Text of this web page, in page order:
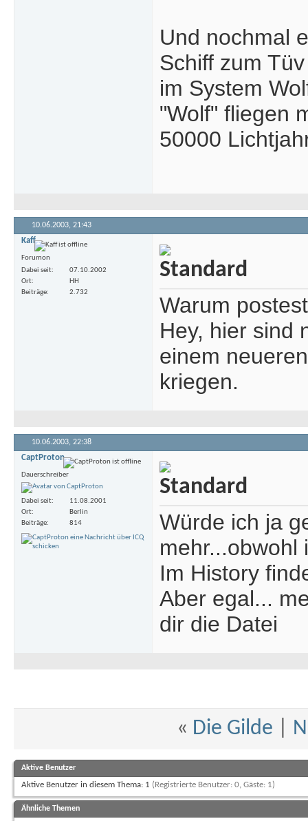
Und nochmal
Schiff zum
im System
"Wolf" fliegen
50000
10.06.2003, 21:43
Kaff
Forumon
Dabei seit
07.10.2002
Ort
HH
Beiträge
2.732
Warum
Hey, hier sind
einem
kriegen.
10.06.2003, 22:38
CaptProton
Dauerschreiber
Dabei seit
11.08.2001
Ort
Berlin
Beiträge
814
Würde ich ja
mehr...obwohl
Im History
Aber egal...
dir die Datei
« Die Gilde
Aktive Benutzer
Aktive Benutzer in diesem Thema: 1 (Registrierte Benutzer: 0, Gäste: 1)
Ähnliche Themen